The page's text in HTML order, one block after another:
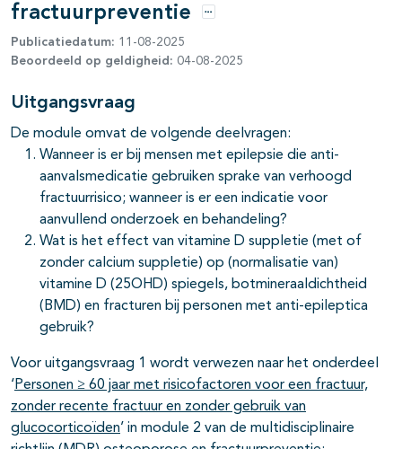
open- en dichtklappen
open- en dichtklappen
open- en dichtklappen
open- en dichtklappen
fractuurpreventie
Opties
Publicatiedatum: 11-08-2025
Beoordeeld op geldigheid: 04-08-2025
Uitgangsvraag
De module omvat de volgende deelvragen:
Wanneer is er bij mensen met epilepsie die anti-
aanvalsmedicatie gebruiken sprake van verhoogd
fractuurrisico; wanneer is er een indicatie voor
aanvullend onderzoek en behandeling?
Wat is het effect van vitamine D suppletie (met of
zonder calcium suppletie) op (normalisatie van)
vitamine D (25OHD) spiegels, botmineraaldichtheid
(BMD) en fracturen bij personen met anti-epileptica
gebruik?
Voor uitgangsvraag 1 wordt verwezen naar het onderdeel
‘ Personen ≥ 60 jaar met risicofactoren voor een fractuur,
zonder recente fractuur en zonder gebruik van
glucocorticoïden’ in module 2 van de multidisciplinaire